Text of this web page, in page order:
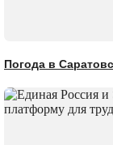
Погода в